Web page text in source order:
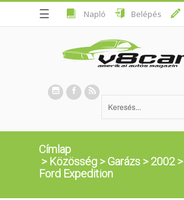
☰ Napló Belépés
Címlap
> Közösség >Garázs >2002>
Ford Expedition